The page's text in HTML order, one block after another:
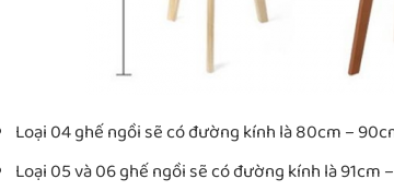
Loại 04 ghế ngồi sẽ có đường kính là 80cm –
Loại 05 và 06 ghế ngồi sẽ có đường kính là 91cm